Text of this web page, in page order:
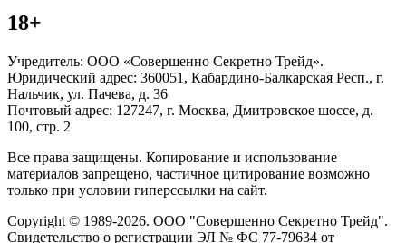
18+
Учредитель: ООО «Совершенно Секретно Трейд».
Юридический адрес: 360051, Кабардино-Балкарская Респ., г.
Нальчик, ул. Пачева, д. 36
Почтовый адрес: 127247, г. Москва, Дмитровское шоссе, д.
100, стр. 2
Все права защищены. Копирование и использование
материалов запрещено, частичное цитирование возможно
только при условии гиперссылки на сайт.
Copyright © 1989-2026. ООО "Совершенно Секретно Трейд".
Свидетельство о регистрации ЭЛ № ФС 77-79634 от